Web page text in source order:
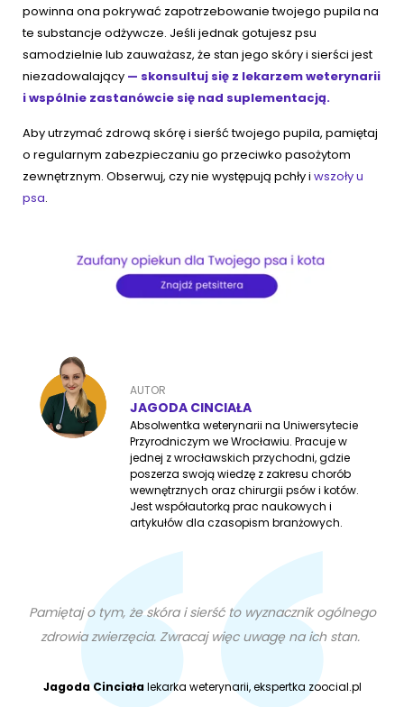
powinna ona pokrywać zapotrzebowanie twojego pupila na
te substancje odżywcze. Jeśli jednak gotujesz psu
samodzielnie lub zauważasz, że stan jego skóry i sierści jest
niezadowalający — skonsultuj się z lekarzem weterynarii
i wspólnie zastanówcie się nad suplementacją.
Aby utrzymać zdrową skórę i sierść twojego pupila, pamiętaj
o regularnym zabezpieczaniu go przeciwko pasożytom
zewnętrznym. Obserwuj, czy nie występują pchły i wszoły u
psa.
AUTOR
JAGODA CINCIAŁA
Absolwentka weterynarii na Uniwersytecie
Przyrodniczym we Wrocławiu. Pracuje w
jednej z wrocławskich przychodni, gdzie
poszerza swoją wiedzę z zakresu chorób
wewnętrznych oraz chirurgii psów i kotów.
Jest współautorką prac naukowych i
artykułów dla czasopism branżowych.
Pamiętaj o tym, że skóra i sierść to wyznacznik ogólnego
zdrowia zwierzęcia. Zwracaj więc uwagę na ich stan.
Jagoda Cinciałalekarka weterynarii, ekspertka zoocial.pl